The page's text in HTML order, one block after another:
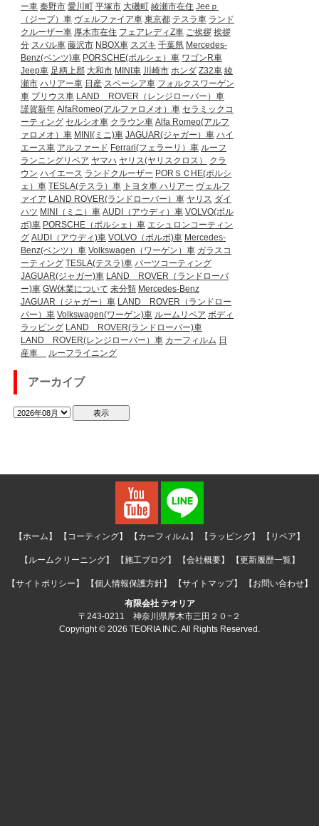
ー車 秦野市 愛川町 平塚市 大磯町 綾瀬市在住 Jeeｐ
（ジープ）車 ヴェルファイア車 東京都 テスラ車 ランド
クルーザー車 厚木市在住 フェアレディZ車 ご挨拶 挨拶
分 スバル車 藤沢市 NBOX車 スズキ 千葉県 Mercedes-
Benz(ベンツ)車 PORSCHE(ポルシェ）車 ワゴンR車
Jeep車 足柄上郡 大和市 MINI車 川崎市 ホンダ Z32車 綾
瀬市 ハリアー車 日産 スペーシア車 フォルクスワーゲン
車 プリウス車 LAND ROVER（レンジローバー）車
謹賀新年 AlfaRomeo(アルファロメオ）車 セラミックコ
ーティング セルシオ車 クラウン車 Alfa Romeo(アルフ
ァロメオ）車 MINI(ミニ)車 JAGUAR(ジャガー）車 ハイ
エース車 アルファード Ferrari(フェラーリ）車 ルーフ
ランニングリペア ヤマハ ヤリス(ヤリスクロス）
クラ
ウン ハイエース ランドクルーザー PORＳＣHE(ポルシ
ェ）車 TESLA(テスラ）車 トヨタ車 ハリアー ヴェルフ
ァイア LAND ROVER(ランドローバー）車 ヤリス ダイ
ハツ MINI（ミニ）車 AUDI（アウディ）車 VOLVO(ボル
ボ)車 PORSCHE（ポルシェ）車 エシュロンコーティン
グ AUDI（アウディ)車 VOLVO（ボルボ)車 Mercedes-
Benz(ベンツ）車 Volkswagen（ワーゲン）車 ガラスコ
ーティング TESLA(テスラ)車 パーツコーティング
JAGUAR(ジャガー)車 LAND ROVER（ランドローバ
ー)車 GW休業について 未分類 Mercedes-Benz
JAGUAR（ジャガー）車 LAND ROVER（ランドロー
バー）車 Volkswagen(ワーゲン)車 ルームリペア ボディ
ラッピング LAND ROVER(ランドローバー)車
LAND ROVER(レンジローバー）車 カーフィルム 日
産車
ルーフライニング
アーカイブ
【ホーム】 【コーティング】 【カーフィルム】 【ラッピング】 【リペア】
【ルームクリーニング】 【施工ブログ】 【会社概要】 【更新履歴一覧】
【サイトポリシー】 【個人情報保護方針】 【サイトマップ】
【お問い合わせ】
有限会社 テオリア
〒243-0211 神奈川県厚木市三田２０−２
Copyright © 2026 TEORIA INC. All Rights Reserved.